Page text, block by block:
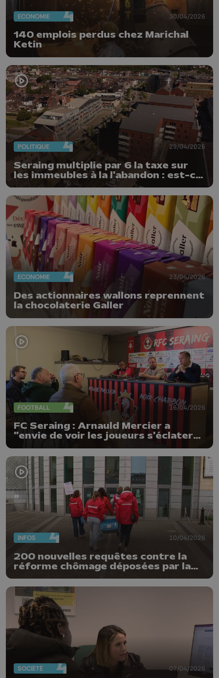
ECONOMIE 30/04/2026
140 emplois perdus chez Marichal
Ketin
POLITIQUE 29/04/2026
Seraing multiplie par 6 la taxe sur
les immeubles à la l'abandon : est-ce
un succès ?
ECONOMIE 23/04/2026
Des actionnaires wallons reprennent
la chocolaterie Galler
FOOTBALL 16/04/2026
FC Seraing : Arnauld Mercier a
"envie de voir les joueurs s'éclater"
INFOS 10/04/2026
200 nouvelles requêtes contre la
réforme chômage déposées par la
FGTB
SOCIÉTÉ 07/04/2026